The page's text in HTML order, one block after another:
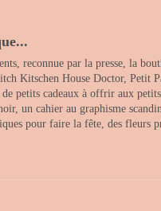
reconnue par la presse, la
Kitschen House Doctor, Petit
petits cadeaux à offrir aux
un cahier au graphisme
pour faire la fête, des fleurs